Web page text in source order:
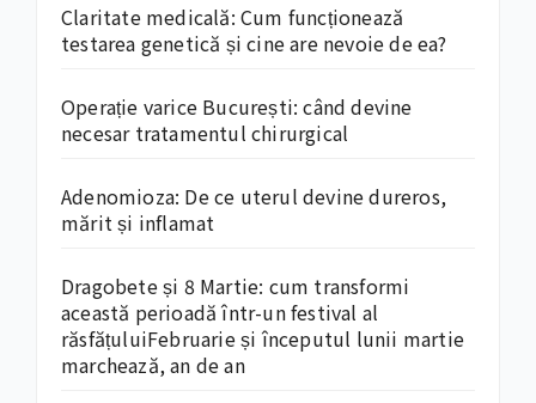
Claritate medicală: Cum funcționează
testarea genetică și cine are nevoie de ea?
Operație varice București: când devine
necesar tratamentul chirurgical
Adenomioza: De ce uterul devine dureros,
mărit și inflamat
Dragobete și 8 Martie: cum transformi
această perioadă într-un festival al
răsfățuluiFebruarie și începutul lunii martie
marchează, an de an